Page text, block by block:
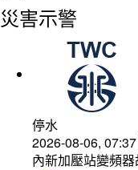
災害示警
停水
2026-08-06,
內新加壓站變頻